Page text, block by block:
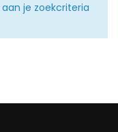
je zoekcriteria